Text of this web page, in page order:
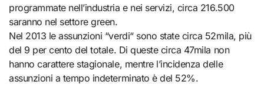
programmate nell’industria e nei servizi, circa 216.500
saranno nel settore green.
Nel 2013 le assunzioni “verdi“ sono state circa 52mila, più
del 9 per cento del totale. Di queste circa 47mila non
hanno carattere stagionale, mentre l’incidenza delle
assunzioni a tempo indeterminato è del 52%.